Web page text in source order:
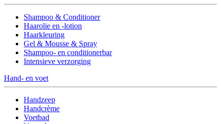
Shampoo & Conditioner
Haarolie en -lotion
Haarkleuring
Gel & Mousse & Spray
Shampoo- en conditionerbar
Intensieve verzorging
Hand- en voet
Handzeep
Handcrème
Voetbad